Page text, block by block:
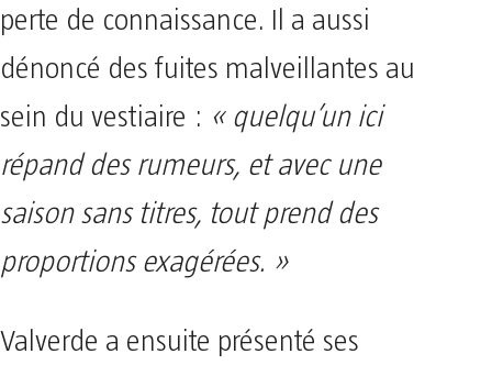
perte de connaissance. Il a aussi
dénoncé des fuites malveillantes au
sein du vestiaire : « quelqu’un ici
répand des rumeurs, et avec une
saison sans titres, tout prend des
proportions exagérées. »
Valverde a ensuite présenté ses